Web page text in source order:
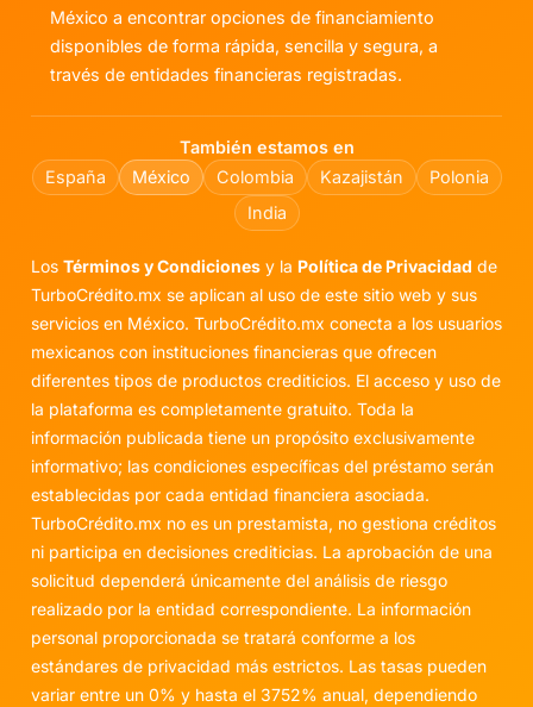
México a encontrar opciones de financiamiento
disponibles de forma rápida, sencilla y segura, a
través de entidades financieras registradas.
También estamos en
España
México Colombia Kazajistán
Polonia
India
Los Términos y Condiciones y la Política de Privacidad de
TurboCrédito.mx se aplican al uso de este sitio web y sus
servicios en México. TurboCrédito.mx conecta a los usuarios
mexicanos con instituciones financieras que ofrecen
diferentes tipos de productos crediticios. El acceso y uso de
la plataforma es completamente gratuito. Toda la
información publicada tiene un propósito exclusivamente
informativo; las condiciones específicas del préstamo serán
establecidas por cada entidad financiera asociada.
TurboCrédito.mx no es un prestamista, no gestiona créditos
ni participa en decisiones crediticias. La aprobación de una
solicitud dependerá únicamente del análisis de riesgo
realizado por la entidad correspondiente. La información
personal proporcionada se tratará conforme a los
estándares de privacidad más estrictos. Las tasas pueden
variar entre un 0% y hasta el 3752% anual, dependiendo